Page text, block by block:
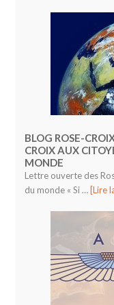
BLOG ROSE-
CROIX AUX
MONDE
Lettre ouverte des
du monde « Si … [Lire